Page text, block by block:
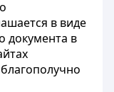
в виде
документа в